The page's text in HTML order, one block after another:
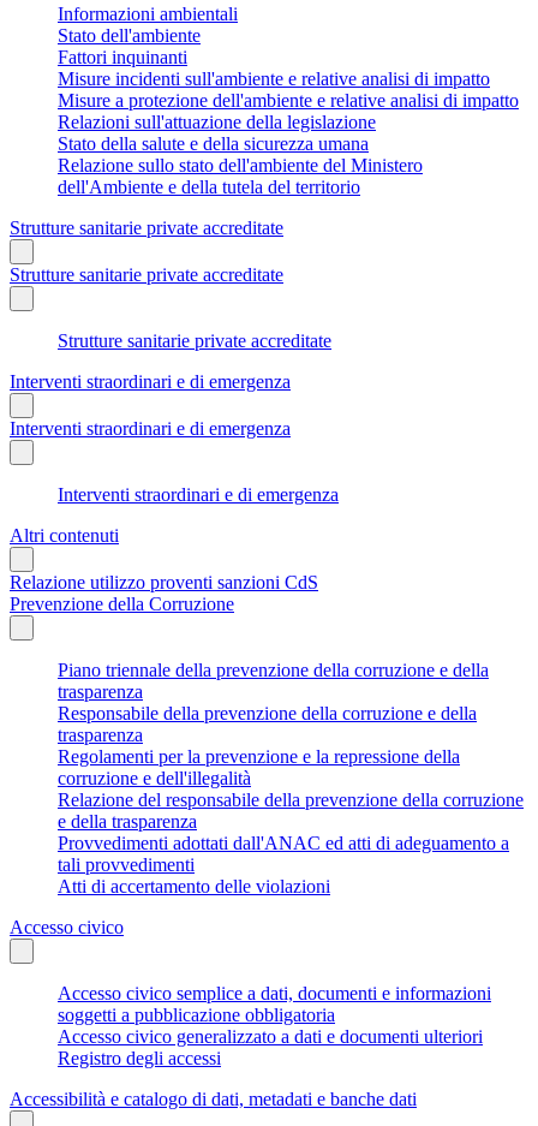
Informazioni ambientali
Stato dell'ambiente
Fattori inquinanti
Misure incidenti sull'ambiente e relative analisi di impatto
Misure a protezione dell'ambiente e relative analisi di impatto
Relazioni sull'attuazione della legislazione
Stato della salute e della sicurezza umana
Relazione sullo stato dell'ambiente del Ministero
dell'Ambiente e della tutela del territorio
Strutture sanitarie private accreditate
Strutture sanitarie private accreditate
Strutture sanitarie private accreditate
Interventi straordinari e di emergenza
Interventi straordinari e di emergenza
Interventi straordinari e di emergenza
Altri contenuti
Relazione utilizzo proventi sanzioni CdS
Prevenzione della Corruzione
Piano triennale della prevenzione della corruzione e della
trasparenza
Responsabile della prevenzione della corruzione e della
trasparenza
Regolamenti per la prevenzione e la repressione della
corruzione e dell'illegalità
Relazione del responsabile della prevenzione della corruzione
e della trasparenza
Provvedimenti adottati dall'ANAC ed atti di adeguamento a
tali provvedimenti
Atti di accertamento delle violazioni
Accesso civico
Accesso civico semplice a dati, documenti e informazioni
soggetti a pubblicazione obbligatoria
Accesso civico generalizzato a dati e documenti ulteriori
Registro degli accessi
Accessibilità e catalogo di dati, metadati e banche dati